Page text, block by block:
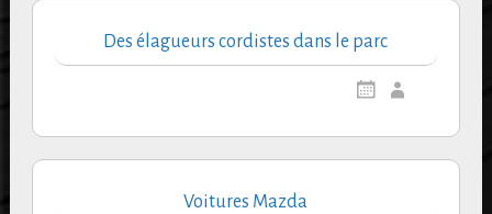
Des élagueurs cordistes dans le parc
Voitures Mazda